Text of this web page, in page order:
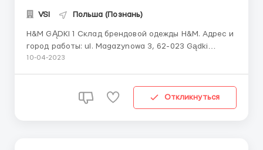
VSI Польша (Познань)
H&M GĄDKI 1 Склад брендовой одежды H&M. Адрес и
город работы: ul. Magazynowa 3, 62-023 Gądki
Должность: Упаковщик на складе одежды.
согласовываем только с опытом) Опыт работы: Без
10-04-2023
Откликнуться